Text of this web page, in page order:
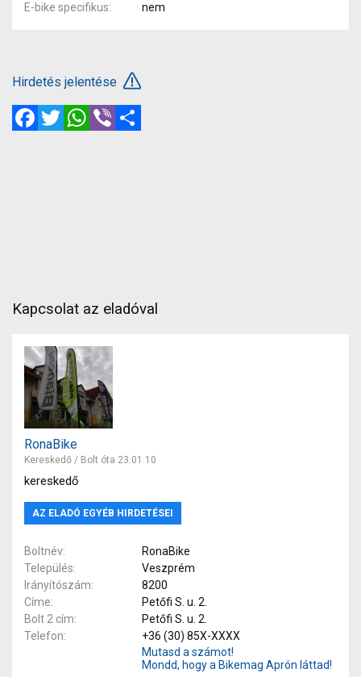
E-bike specifikus nem
Hirdetés jelentése
FacebookTwitterWhatsApp
Viber
Kapcsolat az eladóval
RonaBike
Kereskedő / Bolt óta 23.01.10
kereskedő
AZ ELADÓ EGYÉB HIRDETÉSEI
Boltnév
RonaBike
Település
Veszprém
Irányítószám
8200
Címe
Petőfi S. u. 2.
Bolt 2 cím
Petőfi S. u. 2.
Telefon
+36 (30) 85X-XXXX
Mutasd a számot!
Mondd, hogy a Bikemag Aprón láttad!